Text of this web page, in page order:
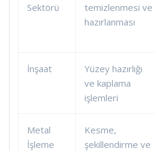
Sektörü
temizlenmesi ve
hazırlanması
İnşaat
Yüzey hazırlığı
ve kaplama
işlemleri
Metal
İşleme
Kesme,
şekillendirme ve